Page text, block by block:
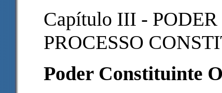
Capítulo III -
PROCESSO
Poder Constituinte